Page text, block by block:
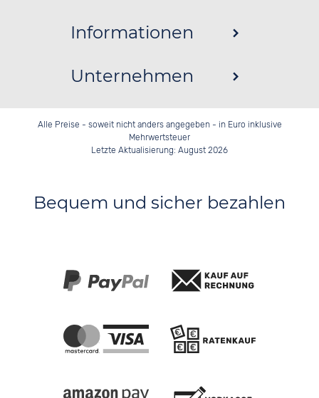
Informationen
Unternehmen
Alle Preise - soweit nicht anders angegeben - in Euro inklusive
Mehrwertsteuer
Letzte Aktualisierung: August 2026
Bequem und sicher bezahlen